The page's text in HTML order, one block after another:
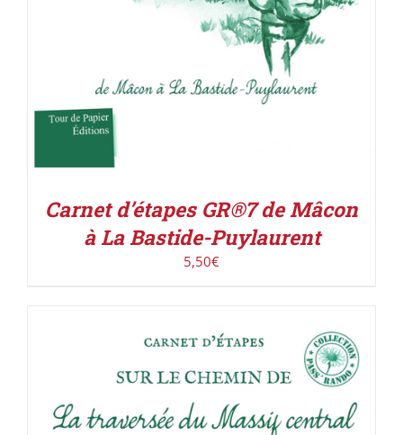
Carnet d’étapes GR®7 de Mâcon
à La Bastide-Puylaurent
5,50€